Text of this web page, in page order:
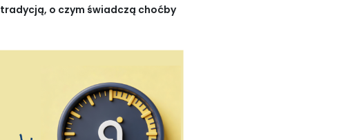
o czym świadczą choćby